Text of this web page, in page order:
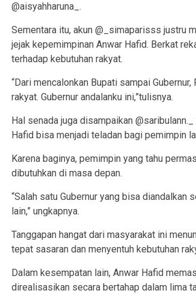
@aisyahharuna_.
Sementara itu, akun @_simaparisss justru
jejak kepemimpinan Anwar Hafid. Berkat
terhadap kebutuhan rakyat.
“Dari mencalonkan Bupati sampai
rakyat. Gubernur andalanku ini,”tulisnya.
Hal senada juga disampaikan
Hafid bisa menjadi teladan bagi pemimpin
Karena baginya, pemimpin yang tahu
dibutuhkan di masa depan.
“Salah satu Gubernur yang bisa
lain,” ungkapnya.
Tanggapan hangat dari masyarakat ini
tepat sasaran dan menyentuh kebutuhan
Dalam kesempatan lain, Anwar Hafid
direalisasikan secara bertahap dalam lima